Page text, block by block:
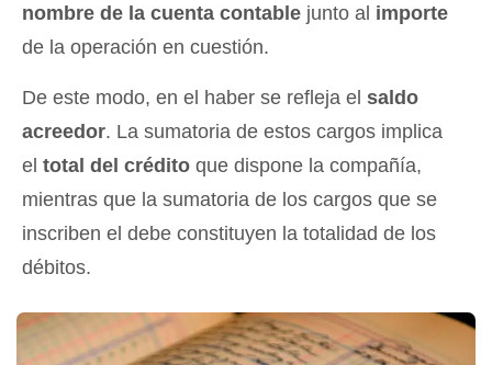
nombre de la cuenta contable junto al importe
de la operación en cuestión.
De este modo, en el haber se refleja el saldo
acreedor. La sumatoria de estos cargos implica
el total del crédito que dispone la compañía,
mientras que la sumatoria de los cargos que se
inscriben el debe constituyen la totalidad de los
débitos.